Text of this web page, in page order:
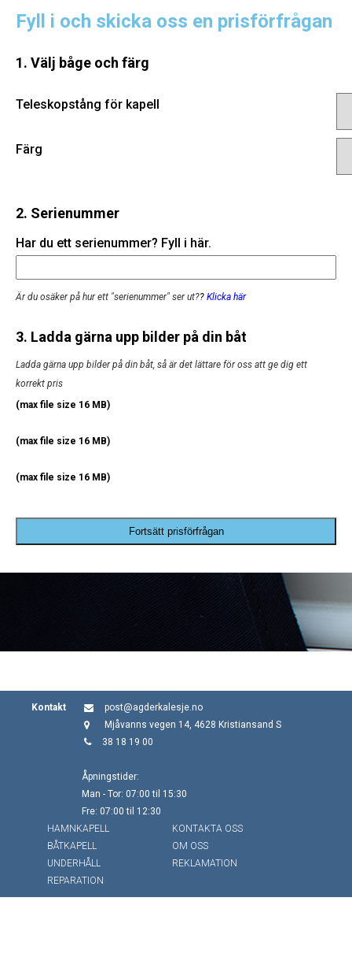
Fyll i och skicka oss en prisförfrågan
1. Välj båge och färg
Teleskopstång för kapell
Färg
2. Serienummer
Har du ett serienummer? Fyll i här.
Är du osäker på hur ett "serienummer" ser ut?? Klicka här
3. Ladda gärna upp bilder på din båt
Ladda gärna upp bilder på din båt, så är det lättare för oss att ge dig ett
korrekt pris
(max file size 16 MB)
(max file size 16 MB)
(max file size 16 MB)
Fortsätt prisförfrågan
Kontakt
post@agderkalesje.no
Mjåvanns vegen 14, 4628 Kristiansand S
38 18 19 00
Åpningstider:
Man - Tor: 07:00 til 15:30
Fre: 07:00 til 12:30
HAMNKAPELL
BÅTKAPELL
UNDERHÅLL
REPARATION
KONTAKTA OSS
OM OSS
REKLAMATION